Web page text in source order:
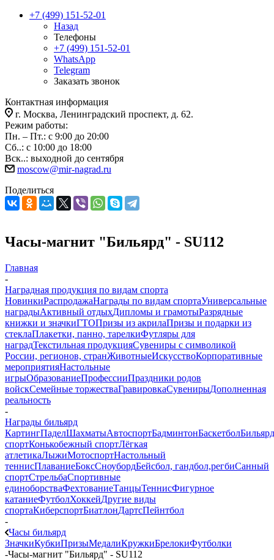
+7 (499) 151-52-01
Назад
Телефоны
+7 (499) 151-52-01
WhatsApp
Telegram
Заказать звонок
Контактная информация
г. Москва, Ленинградский проспект, д. 62.
Режим работы:
Пн. – Пт.: с 9:00 до 20:00
Сб..: с 10:00 до 18:00
Вск..: выходной до сентября
moscow@mir-nagrad.ru
Поделиться
Часы-магнит "Бильярд" - SU112
Главная
-
Наградная продукция по видам спорта
НовинкиРаспродажаНаграды по видам спортаУниверсальные
наградыАктивный отдыхДипломы и грамотыРазрядные
книжки и значкиГТОПризы из акрилаПризы и подарки из
стеклаПлакетки, панно, тарелкиФутляры для
наградТекстильная продукцияСувениры с символикой
России, регионов, странЖивотныеИскусствоКорпоративные
мероприятияНастольные
игрыОбразованиеПрофессииПраздники родов
войскСемейные торжестваГравировкаСувенирыДополненная
реальность
-
Награды бильярд
КартингПаделШахматыАвтоспортБадминтонБаскетболБильярд
спортКонькобежный спортЛёгкая
атлетикаЛыжиМотоспортНастольный
теннисПлаваниеБоксСноубордБейсбол, гандбол,регбиСанный
спортСтрельбаСпортивные
единоборстваФехтованиеТанцыТеннисФигурное
катаниеФутболХоккейДругие виды
спортаКиберспортБиатлонДартсПейнтбол
-
Часы бильярд
ЗначкиКубкиПризыМедалиКружкиБрелокиФутболки
-Часы-магнит "Бильярд" - SU112